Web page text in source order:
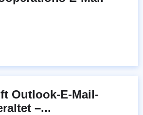
Outlook-E-Mail-
–...